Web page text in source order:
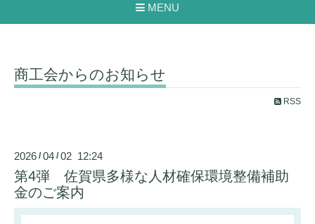
MENU
商工会からのお知らせ
RSS
2026 /04 /02 12:24
第4弾 佐賀県多様な人材確保環境整備補助
金のご案内